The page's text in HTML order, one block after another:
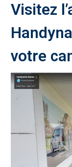
Visitez
votre